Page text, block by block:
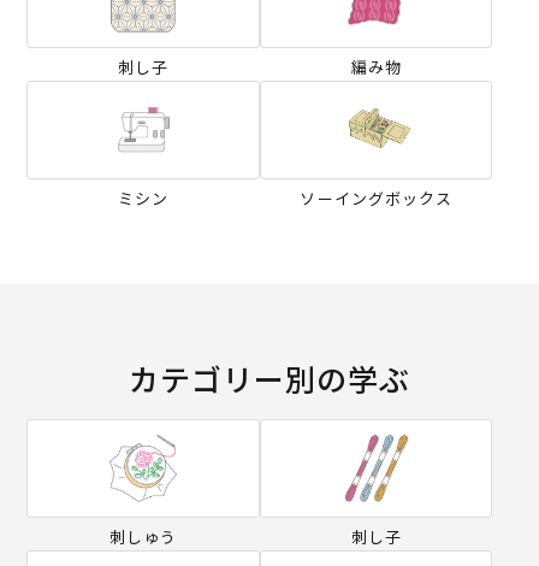
刺し子 編み物
ミシン ソーイングボックス
カテゴリー別の学ぶ
刺しゅう 刺し子